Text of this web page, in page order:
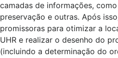
camadas de informações,
preservação e outras. Após
promissoras para otimizar a
UHR e realizar o desenho do
(incluindo a determinação do